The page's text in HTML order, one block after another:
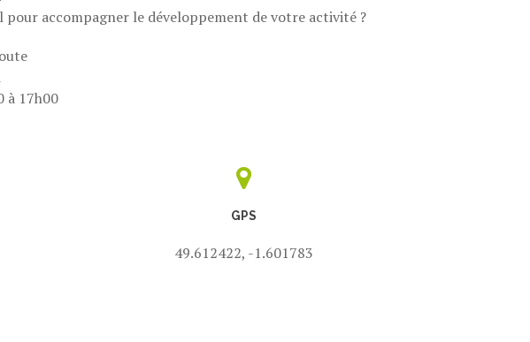
accompagner le développement de votre activité ?
à 17h00
GPS
49.612422, -1.601783